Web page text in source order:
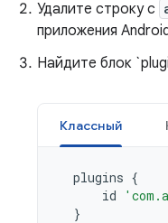
Удалите строку с
приложения
Найдите блок
Классный
plugins {
id
}